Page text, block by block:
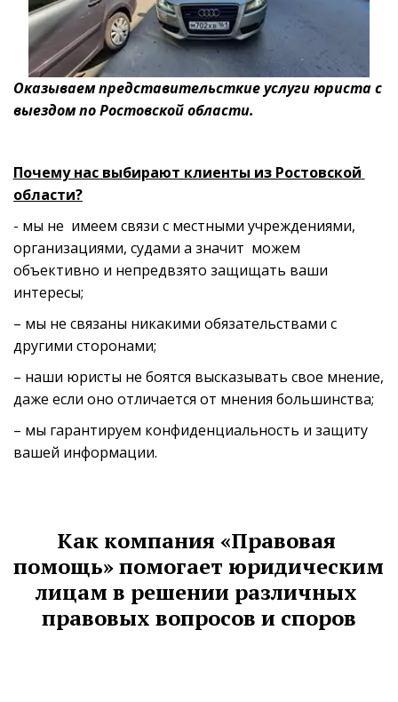
Оказываем представительсткие услуги юриста с
выездом по Ростовской области.
Почему нас выбирают клиенты из Ростовской
области?
- мы не  имеем связи с местными учреждениями,
организациями, судами а значит  можем
объективно и непредвзято защищать ваши
интересы;
– мы не связаны никакими обязательствами с
другими сторонами;
– наши юристы не боятся высказывать свое мнение,
даже если оно отличается от мнения большинства;
– мы гарантируем конфиденциальность и защиту
вашей информации.
Как компания «Правовая
помощь» помогает юридическим
лицам в решении различных
правовых вопросов и споров